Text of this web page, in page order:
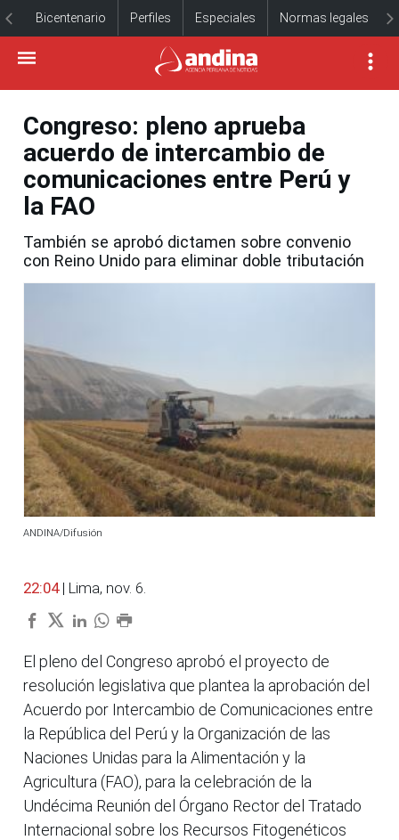
Bicentenario Perfiles Especiales Normas legales
Congreso: pleno aprueba
acuerdo de intercambio de
comunicaciones entre Perú y
la FAO
También se aprobó dictamen sobre convenio
con Reino Unido para eliminar doble tributación
ANDINA/Difusión
22:04 | Lima, nov. 6.
El pleno del Congreso aprobó el proyecto de
resolución legislativa que plantea la aprobación del
Acuerdo por Intercambio de Comunicaciones entre
la República del Perú y la Organización de las
Naciones Unidas para la Alimentación y la
Agricultura (FAO), para la celebración de la
Undécima Reunión del Órgano Rector del Tratado
Internacional sobre los Recursos Fitogenéticos